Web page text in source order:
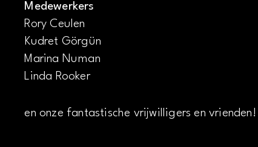
Medewerkers
Rory Ceulen
Kudret Görgün
Marina Numan
Linda Rooker
en onze fantastische vrijwilligers en vrienden!